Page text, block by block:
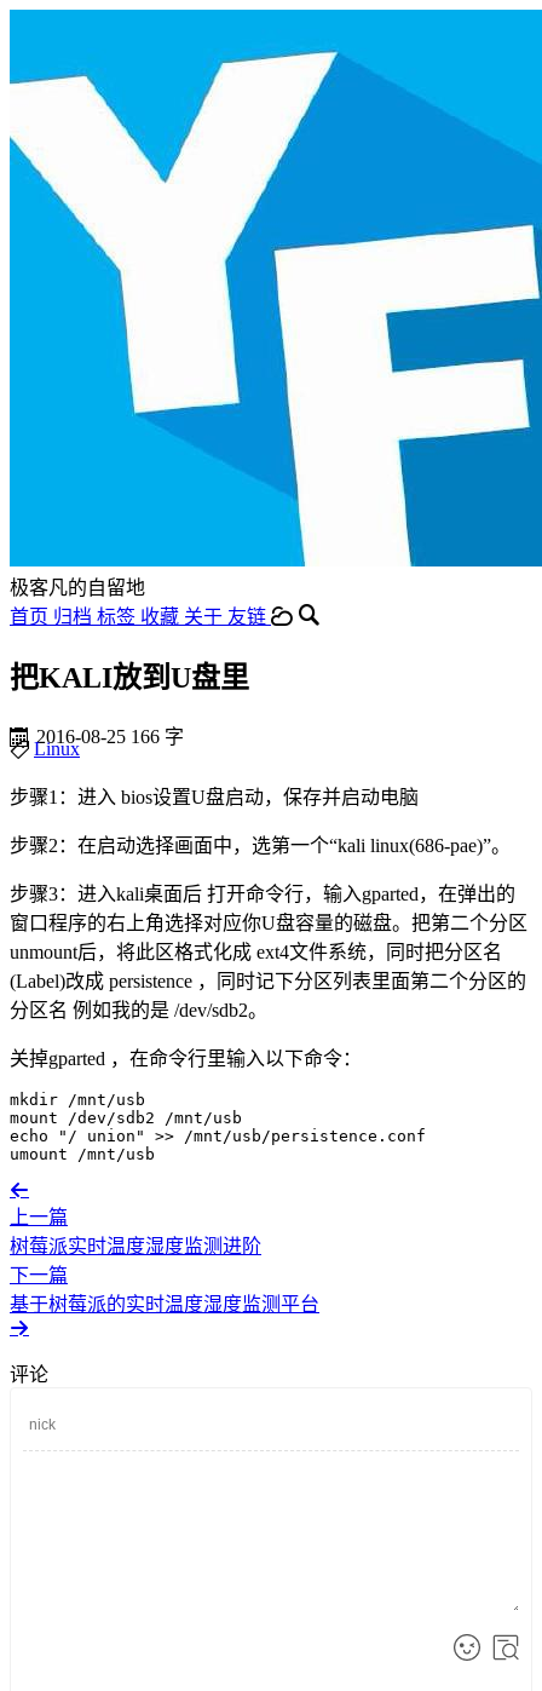
极客凡的自留地
首页 归档 标签 收藏 关于 友链
把KALI放到U盘里
2016-08-25 166 字
Linux
步骤1：进入 bios设置U盘启动，保存并启动电脑
步骤2：在启动选择画面中，选第一个“kali linux(686-pae)”。
步骤3：进入kali桌面后 打开命令行，输入gparted，在弹出的
窗口程序的右上角选择对应你U盘容量的磁盘。把第二个分区
unmount后，将此区格式化成 ext4文件系统，同时把分区名
(Label)改成 persistence ，同时记下分区列表里面第二个分区的
分区名 例如我的是 /dev/sdb2。
关掉gparted ，在命令行里输入以下命令：
mkdir /mnt/usb
mount /dev/sdb2 /mnt/usb
echo
"/ union"
>> /mnt/usb/persistence.conf
umount /mnt/usb
上一篇
树莓派实时温度湿度监测进阶
下一篇
基于树莓派的实时温度湿度监测平台
评论